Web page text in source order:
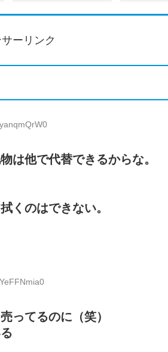
ーリンク
は他で代替できるからな。
くのはできない。
ってるのに（笑）